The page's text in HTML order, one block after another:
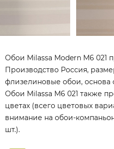
Обои Milassa Modern M6 021
Производство Россия,
флизелиновые обои, основа
Обои Milassa M6 021 также
цветах (всего цветовых
внимание на обои-
шт.).